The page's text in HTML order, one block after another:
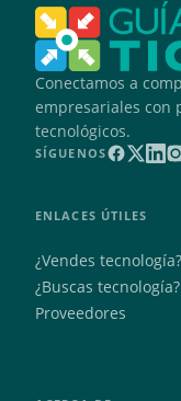
Conectamos a
empresariales con
tecnológicos.
SÍGUENOS
ENLACES ÚTILES
¿Vendes tecnología?
¿Buscas tecnología?
Proveedores